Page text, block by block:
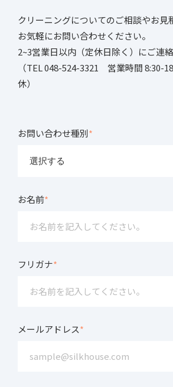
クリーニングについてのご相談やお見
お気軽にお問い合わせください。
2~3営業日以内（定休日除く）にご連絡
（TEL 048-524-3321 営業時間 8:30-
休）
お問い合わせ種別*
お名前*
フリガナ*
メールアドレス*